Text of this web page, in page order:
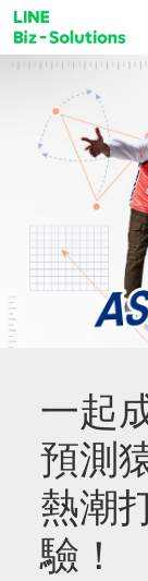
一起
預測
熱潮
驗！